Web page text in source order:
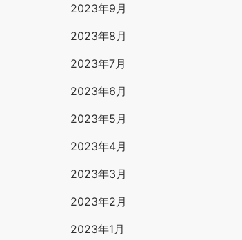
2023年9月
2023年8月
2023年7月
2023年6月
2023年5月
2023年4月
2023年3月
2023年2月
2023年1月